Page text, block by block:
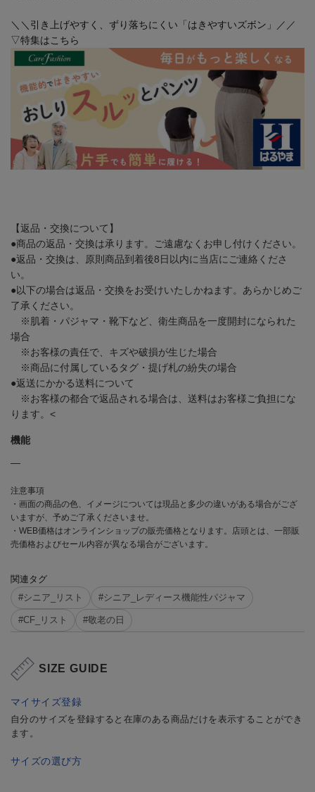
＼＼引き上げやすく、ずり落ちにくい「はきやすいズボン」／／
▽特集はこちら
【返品・交換について】
●商品の返品・交換は承ります。ご遠慮なくお申し付けください。
●返品・交換は、原則商品到着後8日以内に当店にご連絡くださ
い。
●以下の場合は返品・交換をお受けいたしかねます。あらかじめご
了承ください。
※肌着・パジャマ・靴下など、衛生商品を一度開封になられた
場合
※お客様の責任で、キズや破損が生じた場合
※商品に付属しているタグ・提げ札の紛失の場合
●返送にかかる送料について
※お客様の都合で返品される場合は、送料はお客様ご負担にな
ります。<
機能
―
注意事項
・画面の商品の色、イメージについては現品と多少の違いがある場合がござ
いますが、予めご了承くださいませ。
・WEB価格はオンラインショップの販売価格となります。店頭とは、一部販
売価格およびセール内容が異なる場合がございます。
関連タグ
#シニア_リスト
#シニア_レディース機能性パジャマ
#CF_リスト #敬老の日
SIZE GUIDE
マイサイズ登録
自分のサイズを登録すると在庫のある商品だけを表示することができ
ます。
サイズの選び方